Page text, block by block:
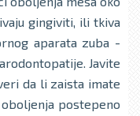
gingiviti, ili tkiva
aparata zuba -
Javite
da li zaista imate
postepeno